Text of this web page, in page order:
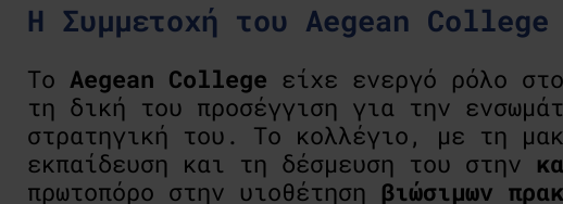
Η Συμμετοχή του Aegean College
Το Aegean College είχε ενεργό ρόλο
τη δική του προσέγγιση για την
στρατηγική του. Το κολλέγιο, με τη
εκπαίδευση και τη δέσμευση του στην
πρωτοπόρο στην υιοθέτηση βιώσιμων